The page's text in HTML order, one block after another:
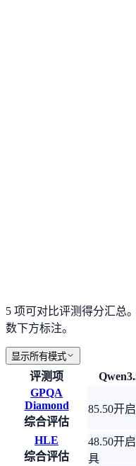
5 项可对比评测得分汇总
数下方标注。
显示所有模式
评测项
GPQA
Diamond
综合评估
85.50开
HLE
综合评估
48.50开
具